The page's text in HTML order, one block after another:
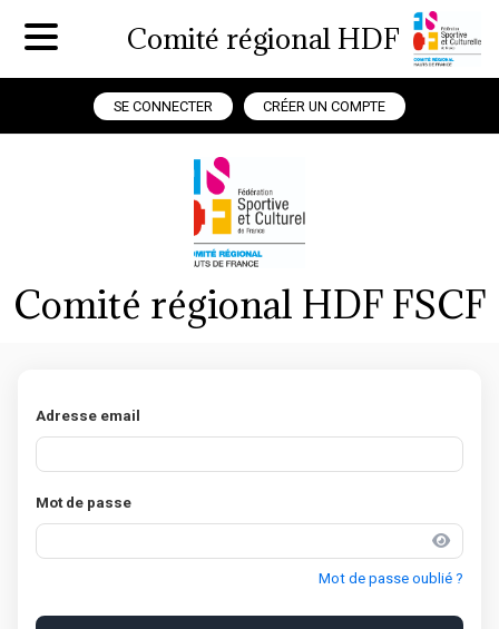
Comité régional HDF
SE CONNECTER CRÉER UN COMPTE
Comité régional HDF FSCF
Adresse email
Mot de passe
Mot de passe oublié ?